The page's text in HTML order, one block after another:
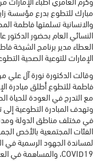
مبارك للتطوع بدرع مؤسسة
والانسانية تسلمتها فاطمة
النسائي العام بحضور الدكتور
العطاء مدير برنامج الشيخة
الإمارات للتوعية الصحية
وقالت الدكتورة نورة آل علي
فاطمة للتطوع أطلق مبادرة
مع التدرج في العودة للحياة
وتهدف المبادرة التطوعية
في مختلف مناطق الدولة
الفئات المجتمعية بالأخص
لمساندة الجهود الرسمية في
COVID19، والمساهمة في العودة إلى الحياة الطبيعية بأمن وسلامة.